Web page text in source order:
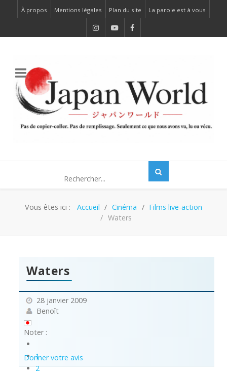
À propos Mentions légales Plan du site La parole est à vous
Vous êtes ici : Accueil Cinéma
Films live-action
Waters
Waters
28 janvier 2009
Benoît
Noter :
1
2
Donner votre avis